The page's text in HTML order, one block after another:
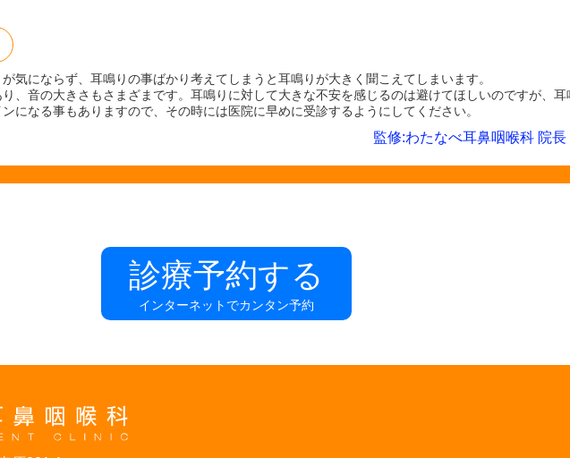
気にならず、耳鳴りの事ばかり考えてしまうと耳鳴りが大きく聞こえてしまいます。
、音の大きさもさまざまです。耳鳴りに対して大きな不安を感じるのは避けてほしいのですが、耳
になる事もありますので、その時には医院に早めに受診するようにしてください。
監修:わたなべ耳鼻咽喉科 院
診療予約する
インターネットでカンタン予約